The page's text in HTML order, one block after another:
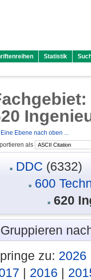
Statistik
Eine Ebene nach oben ...
als
DDC (6332)
600
620
Gruppieren
zu: 2026
| 2016 |